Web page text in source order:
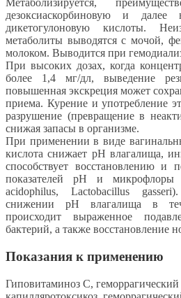
Метаболизируется,
дезоксиаскорбиновую и
дикетогулоновую кислоты.
метаболиты выводятся с мочой,
молоком. Выводится при
При высоких дозах, когда
более 1,4 мг/дл, выведение
повышенная экскреция может
приема. Курение и употребление
разрушение (превращение в
снижая запасы в организме.
При применении в виде
кислота снижает pH влагалища,
способствует восстановлению и
показателей pH и микрофлоры
acidophilus, Lactobacillus
снижении pH влагалища в
происходит выраженное
бактерий, а также восстановление
Показания к применению
Гиповитаминоз C, геморрагический